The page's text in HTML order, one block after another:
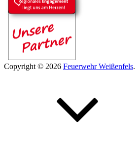
Copyright © 2026 Feuerwehr Weißenfels.